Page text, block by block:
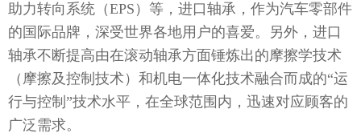
助力转向系统（EPS）等，进口轴承，作为汽车零部件
的国际品牌，深受世界各地用户的喜爱。另外，进口
轴承不断提高由在滚动轴承方面锤炼出的摩擦学技术
（摩擦及控制技术）和机电一体化技术融合而成的“运
行与控制”技术水平，在全球范围内，迅速对应顾客的
广泛需求。